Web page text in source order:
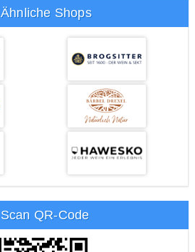
Ähnliche Shops
Scan QR-Code